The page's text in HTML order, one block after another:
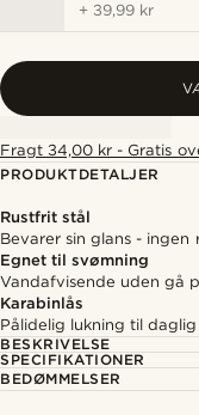
+ 39,99 kr
Fragt 34,00 kr - Gratis
PRODUKTDETALJER
Rustfrit stål
Bevarer sin glans - ingen
Egnet til svømning
Vandafvisende uden gå
Karabinlås
Pålidelig lukning til
BESKRIVELSE
SPECIFIKATIONER
BEDØMMELSER